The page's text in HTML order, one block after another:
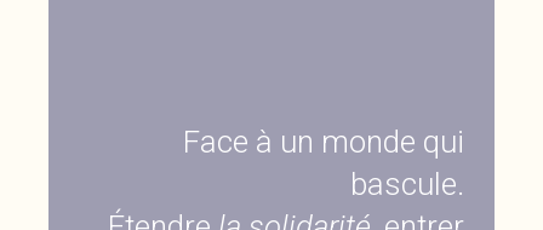
Face à un monde qui
bascule.